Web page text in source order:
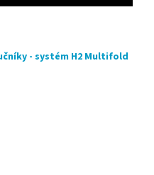
- systém H2 Multifold